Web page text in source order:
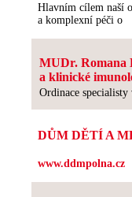
Hlavním cílem naší
a komplexní péči o
MUDr. Romana
a klinické
Ordinace
DŮM DĚTÍ A
www.ddmpolna.cz